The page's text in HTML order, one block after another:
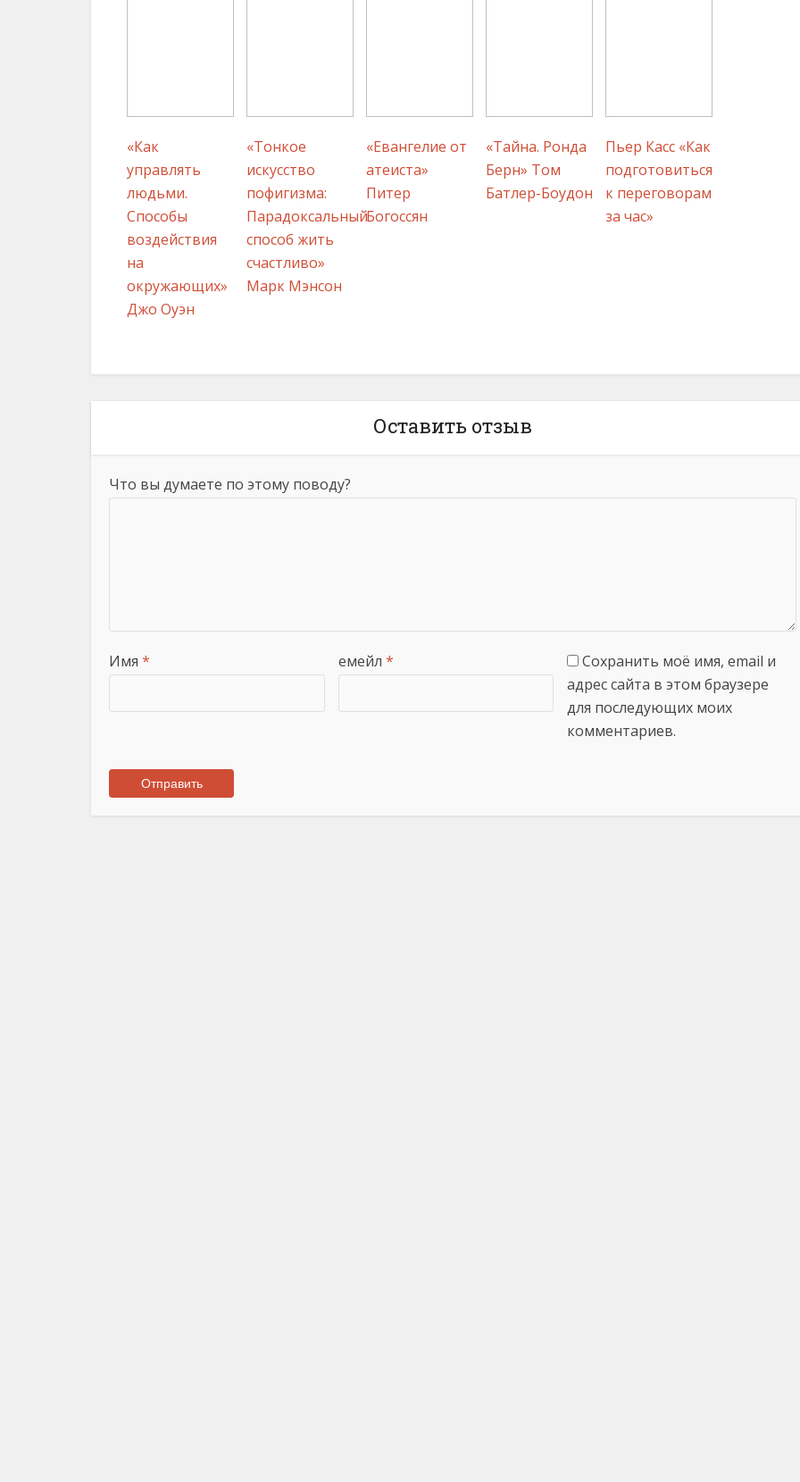
«Как
управлять
людьми.
Способы
воздействия
на
окружающих»
Джо Оуэн
«Тонкое
искусство
пофигизма:
Парадоксальный
способ жить
счастливо»
Марк Мэнсон
«Евангелие от
атеиста»
Питер
Богоссян
«Тайна. Ронда
Берн» Том
Батлер-Боудон
Пьер Касс «Как
подготовиться
к переговорам
за час»
Оставить отзыв
Что вы думаете по этому поводу?
Имя * емейл *
Сохранить моё имя, email и
адрес сайта в этом браузере
для последующих моих
комментариев.